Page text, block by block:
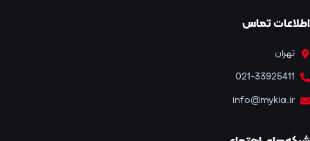
اطلاعات تماس
تهران
021-33925411
info@mykia.ir